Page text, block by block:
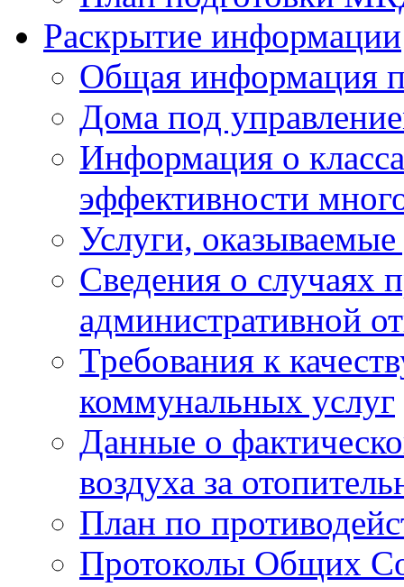
Раскрытие информации
Общая информация
Дома под
Информация о
эффективности
Услуги,
Сведения о случаях
административной
Требования к
коммунальных услуг
Данные о
воздуха за
План по
Протоколы Общих